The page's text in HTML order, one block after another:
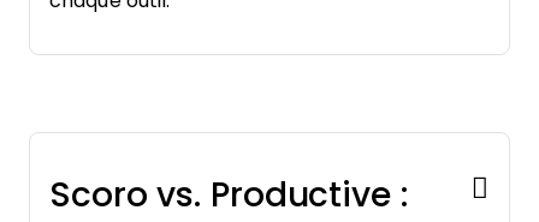
Scoro vs. Productive :